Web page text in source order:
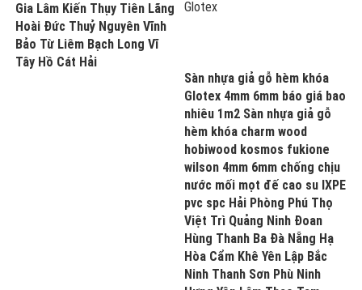
Gia Lâm Kiến Thụy Tiên Lãng
Hoài Đức Thuỷ Nguyên Vĩnh
Bảo Từ Liêm Bạch Long Vĩ
Tây Hồ Cát Hải
Sàn nhựa giả gỗ hèm khóa
Glotex 4mm 6mm báo giá bao
nhiêu 1m2 Sàn nhựa giả gỗ
hèm khóa charm wood
hobiwood kosmos fukione
wilson 4mm 6mm chống chịu
nước mối mọt đế cao su IXPE
pvc spc Hải Phòng Phú Thọ
Việt Trì Quảng Ninh Đoan
Hùng Thanh Ba Đà Nẵng Hạ
Hòa Cẩm Khê Yên Lập Bắc
Ninh Thanh Sơn Phù Ninh